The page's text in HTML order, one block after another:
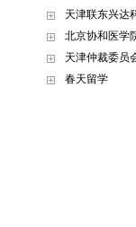
天津联东兴达
北京协和医学
天津仲裁委员
春天留学